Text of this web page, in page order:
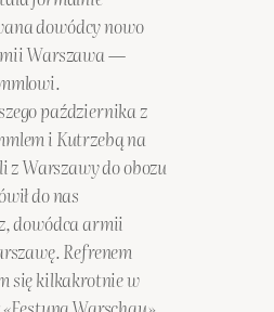
dowódcy nowo
Warszawa —
października z
i Kutrzebą na
z Warszawy do obozu
do nas
dowódca armii
Refrenem
się kilkakrotnie w